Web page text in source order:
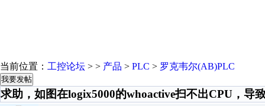
当前位置： 工控论坛 > > 产品 > PLC > 罗克韦尔(AB)PLC
我要发帖
求助，如图在logix5000的whoactive扫不出CPU，导